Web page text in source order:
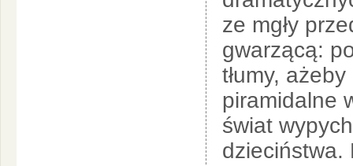
ze mgły
gwarzącą:
tłumy,
piramidalne
świat
dzieciństwa.